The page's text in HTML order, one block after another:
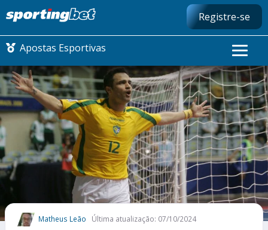
Registre-se
Apostas Esportivas
Matheus Leão Última atualização: 07/10/2024